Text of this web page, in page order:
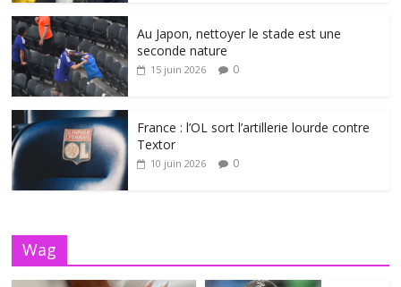
Au Japon, nettoyer le stade est une
seconde nature
15 juin 2026 0
France : l’OL sort l’artillerie lourde contre
Textor
10 juin 2026 0
Wag